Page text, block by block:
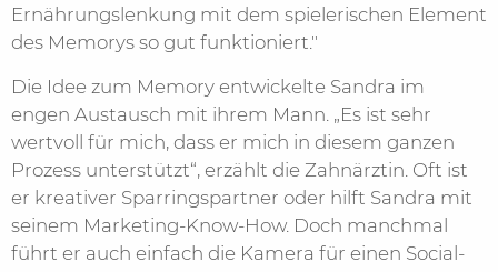
Ernährungslenkung mit dem spielerischen Element
des Memorys so gut funktioniert."
Die Idee zum Memory entwickelte Sandra im
engen Austausch mit ihrem Mann. „Es ist sehr
wertvoll für mich, dass er mich in diesem ganzen
Prozess unterstützt“, erzählt die Zahnärztin. Oft ist
er kreativer Sparringspartner oder hilft Sandra mit
seinem Marketing-Know-How. Doch manchmal
führt er auch einfach die Kamera für einen Social-